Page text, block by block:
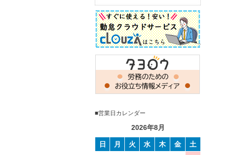
■営業日カレンダー
2026年8月
日 月 火 水 木 金
土